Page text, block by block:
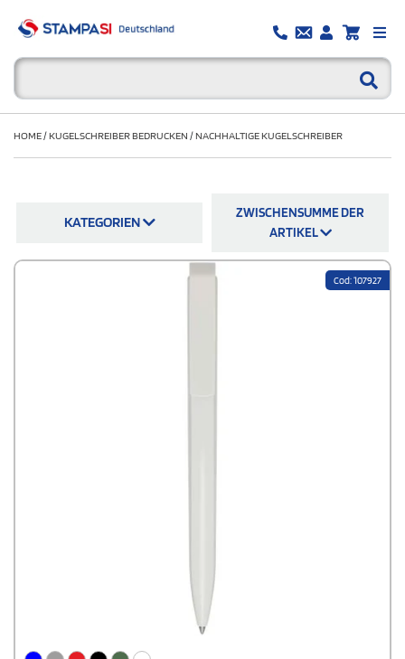
HOME/KUGELSCHREIBER BEDRUCKEN /NACHHALTIGE KUGELSCHREIBER
KATEGORIEN
ZWISCHENSUMME DER
ARTIKEL
Cod: 107927